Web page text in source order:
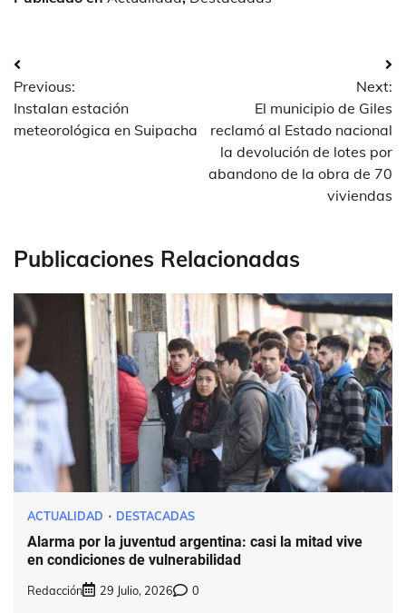
Navegación
de
entradas
Previous:
Instalan estación
meteorológica en Suipacha
Next:
El municipio de Giles
reclamó al Estado nacional
la devolución de lotes por
abandono de la obra de 70
viviendas
Publicaciones Relacionadas
ACTUALIDAD DESTACADAS
Alarma por la juventud argentina: casi la mitad vive
en condiciones de vulnerabilidad
Redacción 29 Julio, 2026 0